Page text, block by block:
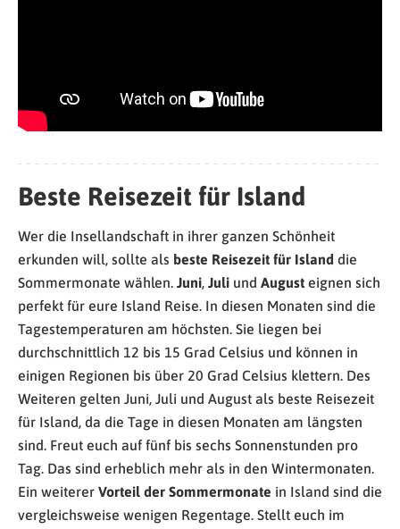
Beste Reisezeit für Island
Wer die Insellandschaft in ihrer ganzen Schönheit
erkunden will, sollte als beste Reisezeit für Island die
Sommermonate wählen. Juni, Juli und August eignen sich
perfekt für eure Island Reise. In diesen Monaten sind die
Tagestemperaturen am höchsten. Sie liegen bei
durchschnittlich 12 bis 15 Grad Celsius und können in
einigen Regionen bis über 20 Grad Celsius klettern. Des
Weiteren gelten Juni, Juli und August als beste Reisezeit
für Island, da die Tage in diesen Monaten am längsten
sind. Freut euch auf fünf bis sechs Sonnenstunden pro
Tag. Das sind erheblich mehr als in den Wintermonaten.
Ein weiterer Vorteil der Sommermonate in Island sind die
vergleichsweise wenigen Regentage. Stellt euch im